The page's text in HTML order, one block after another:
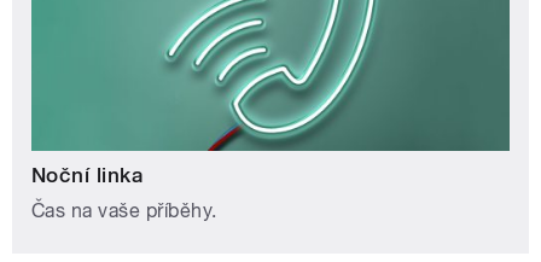
Noční linka
Čas na vaše příběhy.